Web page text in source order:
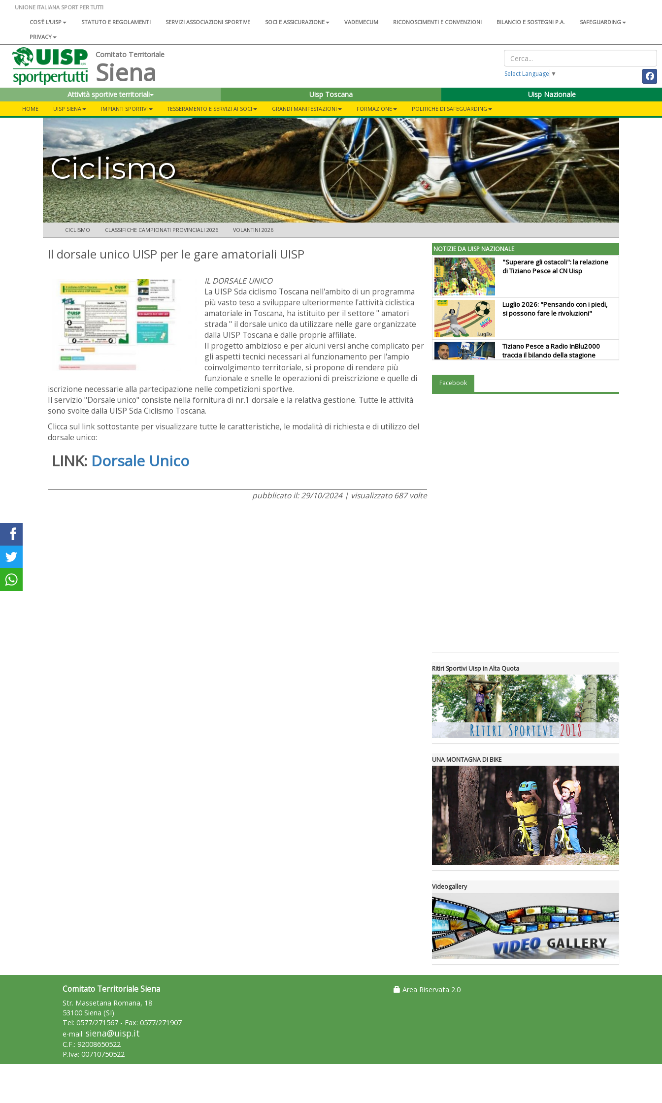
UNIONE ITALIANA SPORT PER TUTTI
COS'È L'UISP
STATUTO E REGOLAMENTI SERVIZI ASSOCIAZIONI SPORTIVE SOCI E ASSICURAZIONE VADEMECUM RICONOSCIMENTI E CONVENZIONI BILANCIO E SOSTEGNI P.A.
SAFEGUARDING
PRIVACY
Comitato Territoriale
Siena Select Language ▼
Attività sportive territoriali Uisp Toscana Uisp Nazionale
HOME UISP SIENA IMPIANTI SPORTIVI TESSERAMENTO E SERVIZI AI SOCI GRANDI MANIFESTAZIONI FORMAZIONE POLITICHE DI SAFEGUARDING
Ciclismo
CICLISMO CLASSIFICHE CAMPIONATI PROVINCIALI 2026 VOLANTINI 2026
Il dorsale unico UISP per le gare amatoriali UISP
IL DORSALE UNICO
La UISP Sda ciclismo Toscana nell'ambito di un programma
più vasto teso a sviluppare ulteriormente l'attività ciclistica
amatoriale in Toscana, ha istituito per il settore " amatori
strada " il dorsale unico da utilizzare nelle gare organizzate
dalla UISP Toscana e dalle proprie affiliate.
Il progetto ambizioso e per alcuni versi anche complicato per
gli aspetti tecnici necessari al funzionamento per l'ampio
coinvolgimento territoriale, si propone di rendere più
funzionale e snelle le operazioni di preiscrizione e quelle di
iscrizione necessarie alla partecipazione nelle competizioni sportive.
Il servizio "Dorsale unico" consiste nella fornitura di nr.1 dorsale e la relativa gestione. Tutte le attività
sono svolte dalla UISP Sda Ciclismo Toscana.
Clicca sul link sottostante per visualizzare tutte le caratteristiche, le modalità di richiesta e di utilizzo del
dorsale unico:
LINK: Dorsale Unico
pubblicato il: 29/10/2024 | visualizzato 687 volte
NOTIZIE DA UISP NAZIONALE
"Superare gli ostacoli": la relazione
di Tiziano Pesce al CN Uisp
Luglio 2026: "Pensando con i piedi,
si possono fare le rivoluzioni"
Tiziano Pesce a Radio InBlu2000
traccia il bilancio della stagione
Facebook
Ritiri Sportivi Uisp in Alta Quota
UNA MONTAGNA DI BIKE
Videogallery
Comitato Territoriale Siena
Str. Massetana Romana, 18
53100 Siena (SI)
Tel: 0577/271567 - Fax: 0577/271907
e-mail: siena@uisp.it
C.F.: 92008650522
P.Iva: 00710750522
Area Riservata 2.0